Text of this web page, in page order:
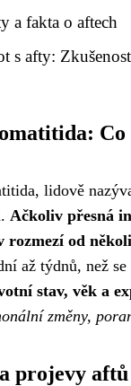
a fakta o aftech
s afty:
Co
lidově
Ačkoliv přesná
rozmezí od
až týdnů, než
stav, věk a
změny,
projevy aftů